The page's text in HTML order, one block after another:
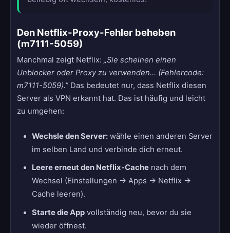
Den Netflix-Proxy-Fehler beheben
(m7111-5059)
Manchmal zeigt Netflix: „Sie scheinen einen
Unblocker oder Proxy zu verwenden… (Fehlercode:
m7111-5059).” Das bedeutet nur, dass Netflix diesen
Server als VPN erkannt hat. Das ist häufig und leicht
zu umgehen:
Wechsle den Server:wähle einen anderen Server
im selben Land und verbinde dich erneut.
Leere erneut den Netflix-Cachenach dem
Wechsel (Einstellungen → Apps → Netflix →
Cache leeren).
Starte die Appvollständig neu, bevor du sie
wieder öffnest.